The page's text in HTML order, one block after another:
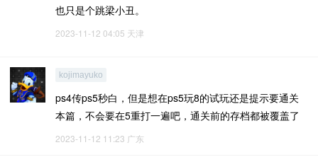
也只是个跳梁小丑。
2023-11-12 04:05 天津
kojimayuko
ps4传ps5秒白，但是想在ps5玩8的试玩还是提示要通关
本篇，不会要在5重打一遍吧，通关前的存档都被覆盖了
2023-11-12 11:23 广东